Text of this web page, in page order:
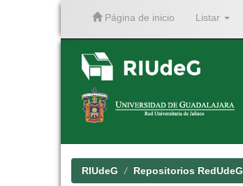
Página de inicio Listar
RIUdeG Repositorios RedUdeG